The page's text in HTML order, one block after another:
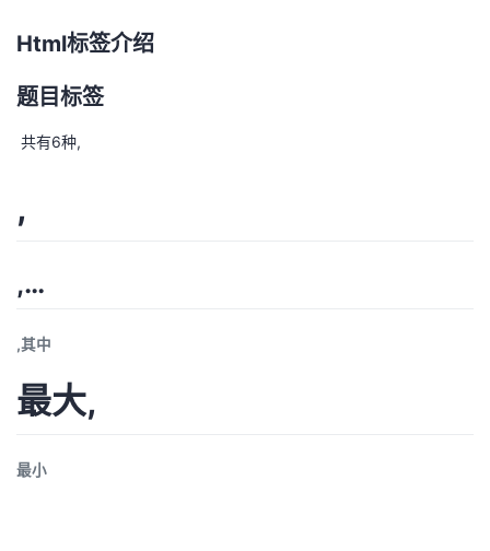
Html标签介绍
题目标签
​ 共有6种,
,
,…
,其中
最大,
最小